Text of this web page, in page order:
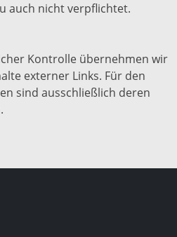
auch nicht verpflichtet.
Kontrolle übernehmen wir
externer Links. Für den
sind ausschließlich deren